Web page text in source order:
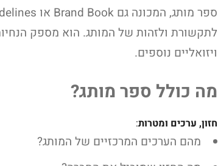
לתקשורת ולזהות של המותג. הוא מספק
ויזואליים נוספים.
מה כולל ספר מותג?
חזון, ערכים ומטרות:
מהם הערכים המרכזיים של המותג?